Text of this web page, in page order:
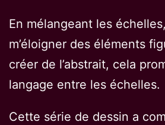
En mélangeant les échelles,
m’éloigner des éléments
créer de l’abstrait, cela
langage entre les échelles.
Cette série de dessin a